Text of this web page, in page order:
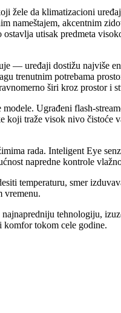
da klimatizacioni
nameštajem, akcentnim
utisak predmeta
— uređaji dostižu najviše
trenutnim potrebama
širi kroz prostor i
Ugrađeni flash-
traže visok nivo čistoće
rada. Inteligent Eye
napredne kontrole
temperaturu, smer
vremenu.
tehnologiju,
komfor tokom cele godine.